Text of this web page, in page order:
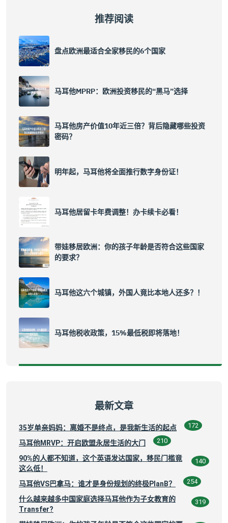
推荐阅读
盘点欧洲最适合全家移民的6个国家
马耳他MPRP：欧洲投资移民的“黑马”选择
马耳他房产价值10年近三倍？背后隐藏哪些投资
密码？
明年起，马耳他将全面推行数字身份证！
马耳他居留卡年费调整！办卡续卡必看！
带娃移居欧洲：你的孩子年龄是否符合这些国家
的要求？
马耳他这六个城镇，外国人竟比本地人还多？！
马耳他税收政策，15%最低税即将落地！
最新文章
35岁单亲妈妈：离婚不是终点，是我新生活的起点 172
马耳他MRVP：开启欧盟永居生活的大门 210
90%的人都不知道，这个英语发达国家，移民门槛竟
这么低！
140
马耳他VS巴拿马：谁才是身份规划的终极PlanB？ 254
什么越来越多中国家庭选择马耳他作为子女教育的
Transfer?
319